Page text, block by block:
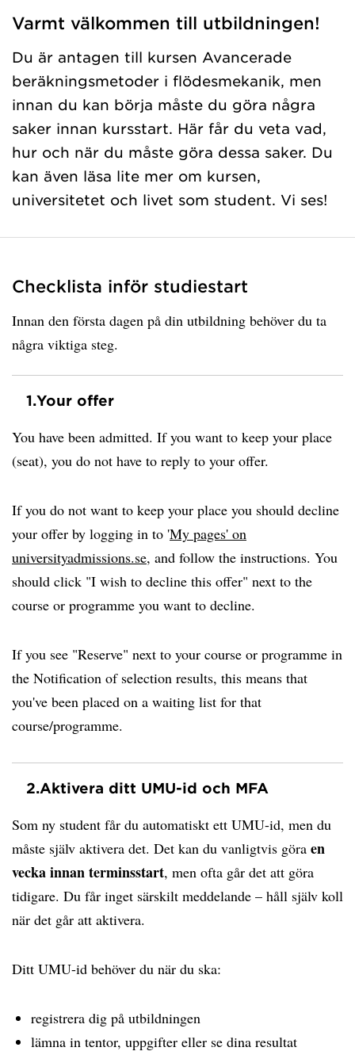
Varmt välkommen till utbildningen!
Du är antagen till kursen Avancerade
beräkningsmetoder i flödesmekanik, men
innan du kan börja måste du göra några
saker innan kursstart. Här får du veta vad,
hur och när du måste göra dessa saker. Du
kan även läsa lite mer om kursen,
universitetet och livet som student. Vi ses!
Checklista inför studiestart
Innan den första dagen på din utbildning behöver du ta
några viktiga steg.
1.Your offer
You have been admitted. If you want to keep your place
(seat), you do not have to reply to your offer.
If you do not want to keep your place you should decline
your offer by logging in to 'My pages' on
universityadmissions.se, and follow the instructions. You
should click "I wish to decline this offer" next to the
course or programme you want to decline.
If you see "Reserve" next to your course or programme in
the Notification of selection results, this means that
you've been placed on a waiting list for that
course/programme.
2.Aktivera ditt UMU-id och MFA
Som ny student får du automatiskt ett UMU-id, men du
måste själv aktivera det. Det kan du vanligtvis göra en
vecka innan terminsstart, men ofta går det att göra
tidigare. Du får inget särskilt meddelande – håll själv koll
när det går att aktivera.
Ditt UMU-id behöver du när du ska:
registrera dig på utbildningen
lämna in tentor, uppgifter eller se dina resultat